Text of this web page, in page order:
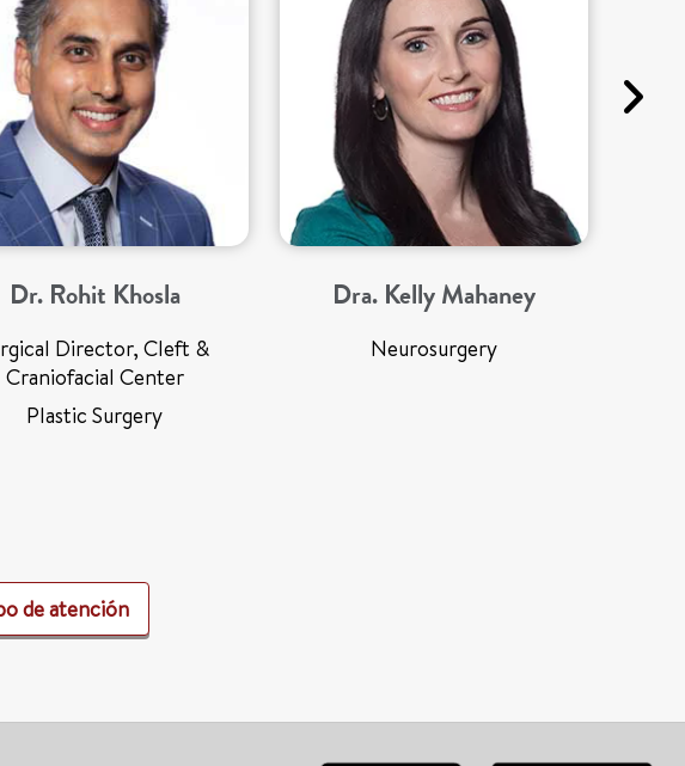
Dr. Rohit Khosla
Director, Cleft &
Craniofacial Center
Plastic Surgery
Dra. Kelly Mahaney
Neurosurgery
de atención